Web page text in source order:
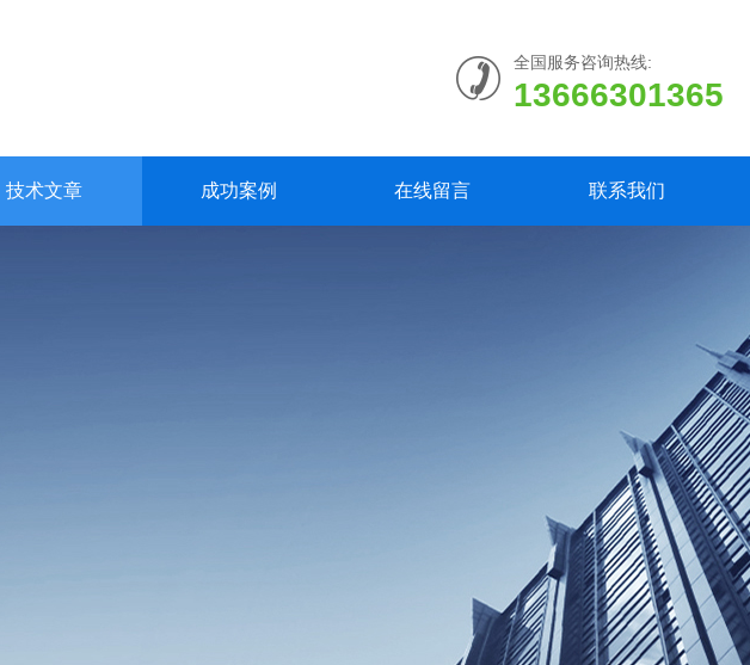
全国服务咨询热线:
13666301365
技术文章 成功案例 在线留言 联系我们